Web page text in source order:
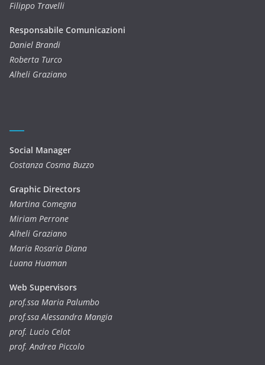
Filippo Travelli
Responsabile Comunicazioni
Daniel Brandi
Roberta Turco
Alheli Graziano
Social Manager
Costanza Cosma Buzzo
Graphic Directors
Martina Comegna
Miriam Perrone
Alheli Graziano
Maria Rosaria Diana
Luana Huaman
Web Supervisors
prof.ssa Maria Palumbo
prof.ssa Alessandra Mangia
prof. Lucio Celot
prof. Andrea Piccolo